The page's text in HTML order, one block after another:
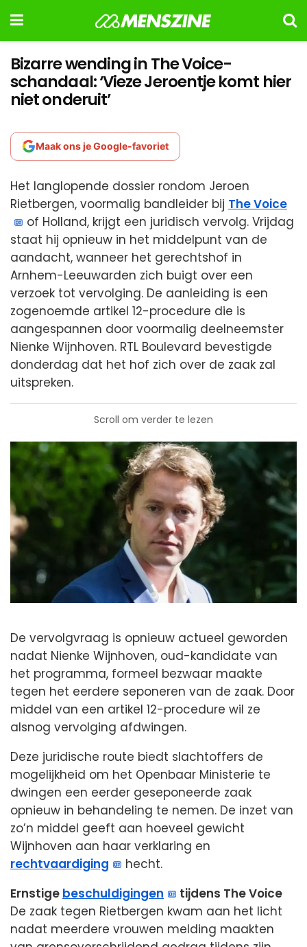
Bizarre wending in The Voice-
schandaal: ‘Vieze Jeroentje komt hier
niet onderuit’
Maak ons je Google-favoriet
Het langlopende dossier rondom Jeroen
Rietbergen, voormalig bandleider bij The Voice
of Holland, krijgt een juridisch vervolg. Vrijdag
staat hij opnieuw in het middelpunt van de
aandacht, wanneer het gerechtshof in
Arnhem-Leeuwarden zich buigt over een
verzoek tot vervolging. De aanleiding is een
zogenoemde artikel 12-procedure die is
aangespannen door voormalig deelneemster
Nienke Wijnhoven. RTL Boulevard bevestigde
donderdag dat het hof zich over de zaak zal
uitspreken.
Scroll om verder te lezen
De vervolgvraag is opnieuw actueel geworden
nadat Nienke Wijnhoven, oud-kandidate van
het programma, formeel bezwaar maakte
tegen het eerdere seponeren van de zaak. Door
middel van een artikel 12-procedure wil ze
alsnog vervolging afdwingen.
Deze juridische route biedt slachtoffers de
mogelijkheid om het Openbaar Ministerie te
dwingen een eerder geseponeerde zaak
opnieuw in behandeling te nemen. De inzet van
zo’n middel geeft aan hoeveel gewicht
Wijnhoven aan haar verklaring en
rechtvaardiging
hecht.
Ernstige beschuldigingen
tijdens The Voice
De zaak tegen Rietbergen kwam aan het licht
nadat meerdere vrouwen melding maakten